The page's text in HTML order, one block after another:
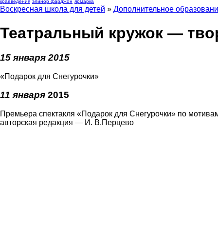
краеведения элинор фарджон ярмарка
Воскресная школа для детей » Дополнительное
Театральный кружок —
15 января 2015
«Подарок для Снегурочки»
11 января 2015
Премьера спектакля «Подарок для Снегурочки» по
авторская редакция — И. В.Перцево